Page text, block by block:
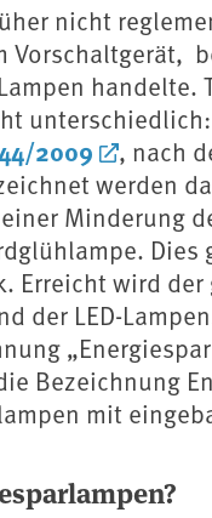
nicht
Vorschaltgerät,
handelte.
2009
, nach
werden
Minderung
wird der
der LED-
Bezeichnung
mit